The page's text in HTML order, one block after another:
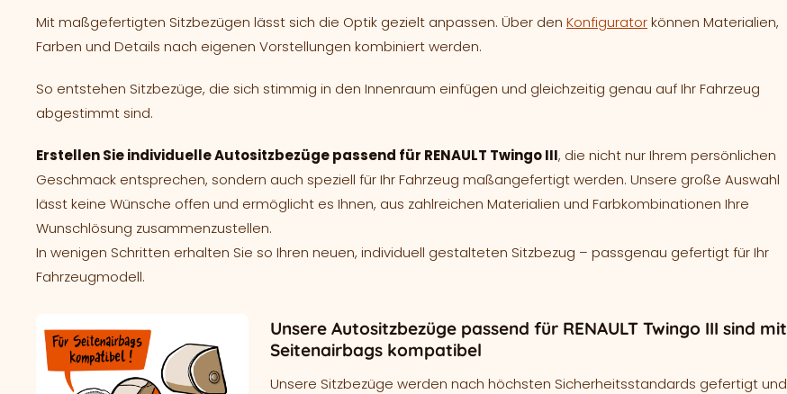
Mit maßgefertigten Sitzbezügen lässt sich die Optik gezielt anpassen. Über den Konfiguratorkönnen Materialien,
Farben und Details nach eigenen Vorstellungen kombiniert werden.
So entstehen Sitzbezüge, die sich stimmig in den Innenraum einfügen und gleichzeitig genau auf Ihr Fahrzeug
abgestimmt sind.
Erstellen Sie individuelle Autositzbezüge passend für RENAULT Twingo III, die nicht nur Ihrem persönlichen
Geschmack entsprechen, sondern auch speziell für Ihr Fahrzeug maßangefertigt werden. Unsere große Auswahl
lässt keine Wünsche offen und ermöglicht es Ihnen, aus zahlreichen Materialien und Farbkombinationen Ihre
Wunschlösung zusammenzustellen.
In wenigen Schritten erhalten Sie so Ihren neuen, individuell gestalteten Sitzbezug – passgenau gefertigt für Ihr
Fahrzeugmodell.
Unsere Autositzbezüge passend für RENAULT Twingo III sind mit
Seitenairbags kompatibel
Unsere Sitzbezüge werden nach höchsten Sicherheitsstandards gefertigt und